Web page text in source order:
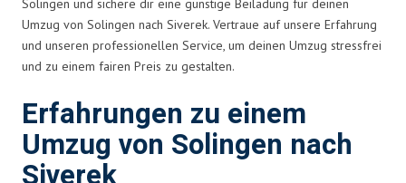
Solingen und sichere dir eine günstige Beiladung für deinen
Umzug von Solingen nach Siverek. Vertraue auf unsere Erfahrung
und unseren professionellen Service, um deinen Umzug stressfrei
und zu einem fairen Preis zu gestalten.
Erfahrungen zu einem
Umzug von Solingen nach